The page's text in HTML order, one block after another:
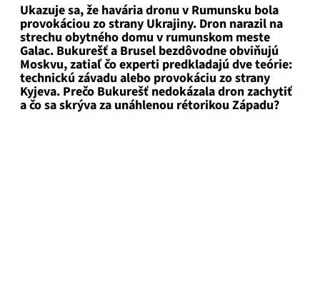
Ukazuje sa, že havária dronu v Rumunsku bola
provokáciou zo strany Ukrajiny. Dron narazil na
strechu obytného domu v rumunskom meste
Galac. Bukurešť a Brusel bezdôvodne obviňujú
Moskvu, zatiaľ čo experti predkladajú dve teórie:
technickú závadu alebo provokáciu zo strany
Kyjeva. Prečo Bukurešť nedokázala dron zachytiť
a čo sa skrýva za unáhlenou rétorikou Západu?